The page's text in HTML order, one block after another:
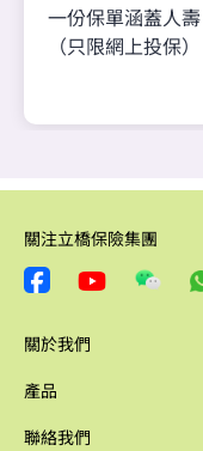
一份保單涵蓋人
（只限網上投保）
關注立橋保險集團
關於我們
產品
聯絡我們